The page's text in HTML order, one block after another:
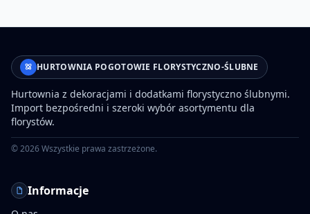
HURTOWNIA POGOTOWIE FLORYSTYCZNO-ŚLUBNE
Hurtownia z dekoracjami i dodatkami florystyczno ślubnymi.
Import bezpośredni i szeroki wybór asortymentu dla
florystów.
©2026Wszystkie prawa zastrzeżone.
Informacje